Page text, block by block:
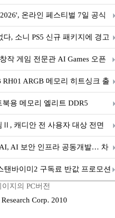
온라인 페스티벌 7일 공식
, 소니 PS5 신규 패키지에 경고
작 게임 전문관 AI Games 오픈
ARGB 메모리 히트싱크 출
용 메모리 엘리트 DDR5
Ⅱ, 캐디안 전 사용자 대상 전면
AI 보안 인프라 공동개발… 차
바이미2 구독료 반값 프로모션
이지의 PC버전
Corp. 2010